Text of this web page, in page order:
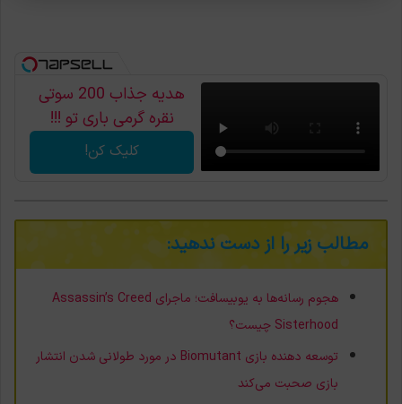
هدیه جذاب 200 سوتی
نقره گرمی باری تو !!!
کلیک کن!
مطالب زیر را از دست ندهید:
هجوم رسانه‌ها به یوبیسافت؛ ماجرای Assassin’s Creed
Sisterhood چیست؟
توسعه دهنده بازی Biomutant در مورد طولانی شدن انتشار
بازی صحبت می‌کند